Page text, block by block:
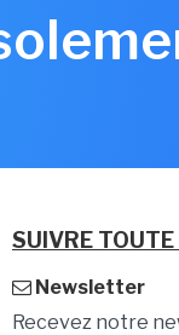
SUIVRE
Newsletter
Recevez notre